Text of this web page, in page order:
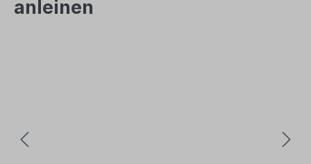
anleinen